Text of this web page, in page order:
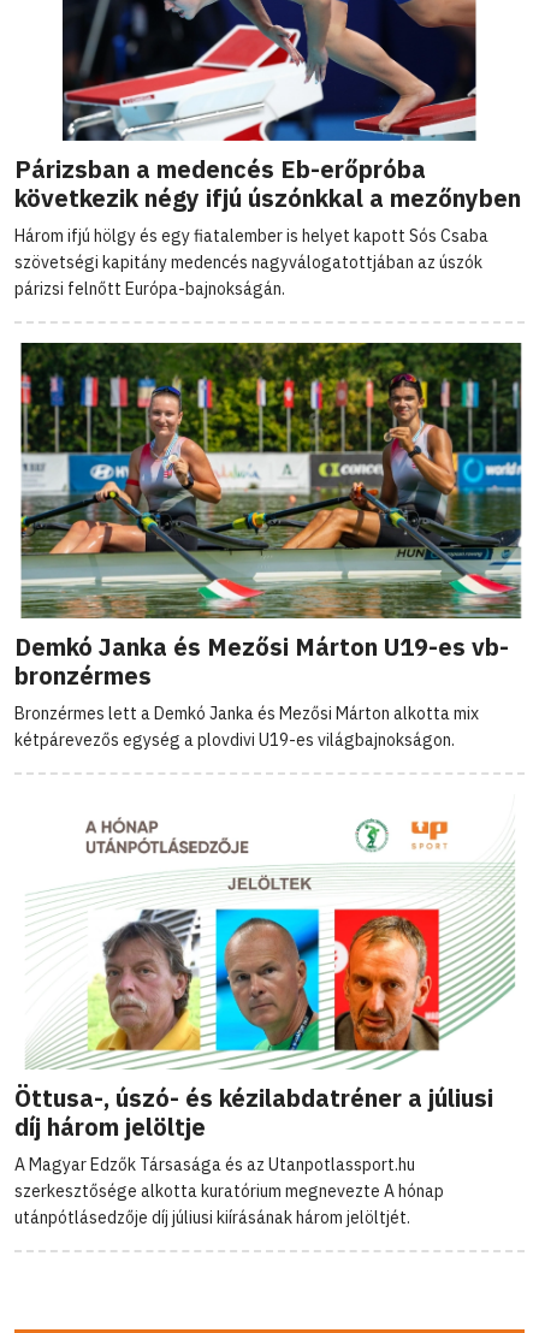
Párizsban a medencés Eb-erőpróba
következik négy ifjú úszónkkal a mezőnyben
Három ifjú hölgy és egy fiatalember is helyet kapott Sós Csaba
szövetségi kapitány medencés nagyválogatottjában az úszók
párizsi felnőtt Európa-bajnokságán.
Demkó Janka és Mezősi Márton U19-es vb-
bronzérmes
Bronzérmes lett a Demkó Janka és Mezősi Márton alkotta mix
kétpárevezős egység a plovdivi U19-es világbajnokságon.
Öttusa-, úszó- és kézilabdatréner a júliusi
díj három jelöltje
A Magyar Edzők Társasága és az Utanpotlassport.hu
szerkesztősége alkotta kuratórium megnevezte A hónap
utánpótlásedzője díj júliusi kiírásának három jelöltjét.